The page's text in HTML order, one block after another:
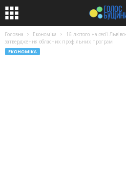
Головна Економіка
16 лютого на сесії
затвердження обласних профільних програм
ЕКОНОМІКА